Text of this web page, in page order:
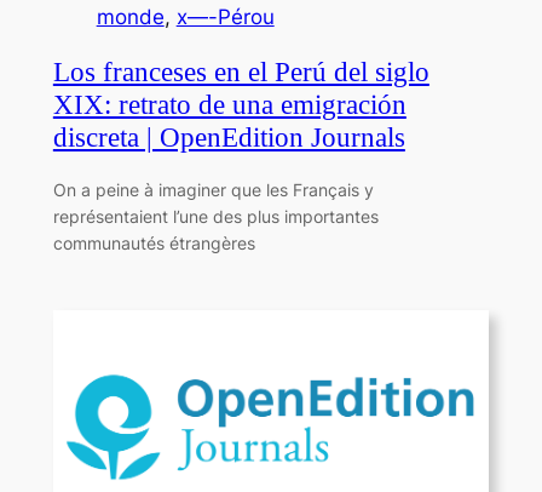
monde, x—-Pérou
Los franceses en el Perú del siglo
XIX: retrato de una emigración
discreta | OpenEdition Journals
On a peine à imaginer que les Français y
représentaient l’une des plus importantes
communautés étrangères